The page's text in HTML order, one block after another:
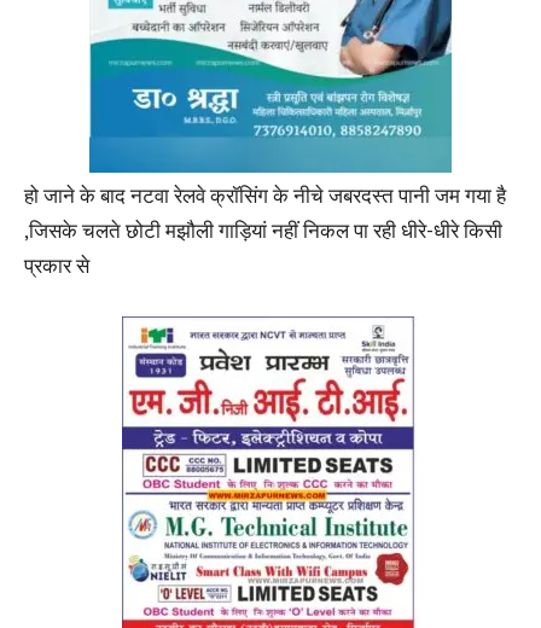
हो जाने के बाद नटवा रेलवे क्रॉसिंग के नीचे जबरदस्त पानी जम गया है
,जिसके चलते छोटी मझौली गाड़ियां नहीं निकल पा रही धीरे-धीरे किसी
प्रकार से